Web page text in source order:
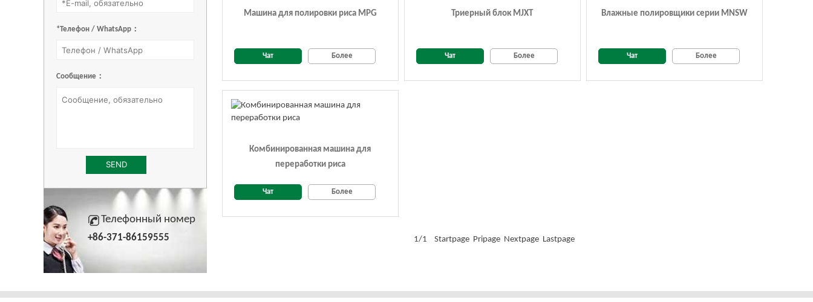
Машина для полировки риса MPG
Чат Более
Триерный блок MJXT
Чат Более
Влажные полировщики серии MNSW
Чат Более
Комбинированная машина для
переработки риса
Чат Более
1/1 Startpage Pripage Nextpage Lastpage
*Телефон / WhatsApp：
Сообщение：
Телефонный номер
+86-371-86159555